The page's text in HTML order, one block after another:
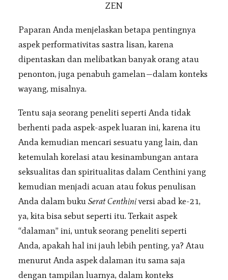
ZEN
Paparan Anda menjelaskan betapa pentingnya
aspek performativitas sastra lisan, karena
dipentaskan dan melibatkan banyak orang atau
penonton, juga penabuh gamelan—dalam konteks
wayang, misalnya.
Tentu saja seorang peneliti seperti Anda tidak
berhenti pada aspek-aspek luaran ini, karena itu
Anda kemudian mencari sesuatu yang lain, dan
ketemulah korelasi atau kesinambungan antara
seksualitas dan spiritualitas dalam Centhini yang
kemudian menjadi acuan atau fokus penulisan
Anda dalam buku Serat Centhiniversi abad ke-21,
ya, kita bisa sebut seperti itu. Terkait aspek
“dalaman” ini, untuk seorang peneliti seperti
Anda, apakah hal ini jauh lebih penting, ya? Atau
menurut Anda aspek dalaman itu sama saja
dengan tampilan luarnya, dalam konteks